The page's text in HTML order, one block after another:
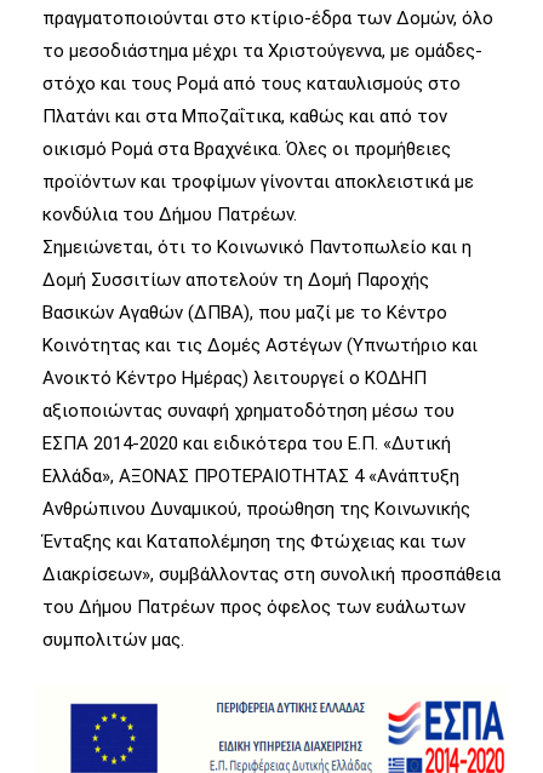
πραγματοποιούνται στο κτίριο-έδρα των Δομών, όλο
το μεσοδιάστημα μέχρι τα Χριστούγεννα, με ομάδες-
στόχο και τους Ρομά από τους καταυλισμούς στο
Πλατάνι και στα Μποζαΐτικα, καθώς και από τον
οικισμό Ρομά στα Βραχνέικα. Όλες οι προμήθειες
προϊόντων και τροφίμων γίνονται αποκλειστικά με
κονδύλια του Δήμου Πατρέων.
Σημειώνεται, ότι το Κοινωνικό Παντοπωλείο και η
Δομή Συσσιτίων αποτελούν τη Δομή Παροχής
Βασικών Αγαθών (ΔΠΒΑ), που μαζί με το Κέντρο
Κοινότητας και τις Δομές Αστέγων (Υπνωτήριο και
Ανοικτό Κέντρο Ημέρας) λειτουργεί ο ΚΟΔΗΠ
αξιοποιώντας συναφή χρηματοδότηση μέσω του
ΕΣΠΑ 2014-2020 και ειδικότερα του Ε.Π. «Δυτική
Ελλάδα», ΑΞΟΝΑΣ ΠΡΟΤΕΡΑΙΟΤΗΤΑΣ 4 «Ανάπτυξη
Ανθρώπινου Δυναμικού, προώθηση της Κοινωνικής
Ένταξης και Καταπολέμηση της Φτώχειας και των
Διακρίσεων», συμβάλλοντας στη συνολική προσπάθεια
του Δήμου Πατρέων προς όφελος των ευάλωτων
συμπολιτών μας.